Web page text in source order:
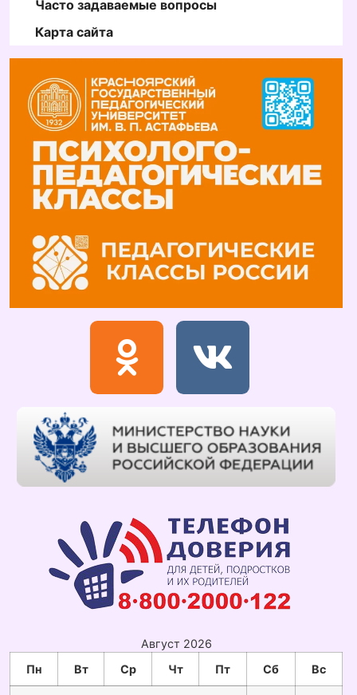
Часто задаваемые вопросы
Карта сайта
Август 2026
Пн
Вт Ср Чт Пт Сб Вс